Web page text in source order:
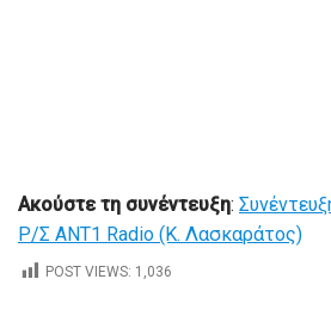
Ακούστε τη συνέντευξη:
Ρ/Σ ΑΝΤ1 Radio (Κ. Λασκαράτος)
POST VIEWS: 1,036